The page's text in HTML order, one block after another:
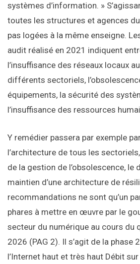
systèmes d’information. »
toutes les structures et agences
pas logées à la même enseigne.
audit réalisé en 2021 indiquent
l’insuffisance des réseaux locaux
différents sectoriels,
équipements, la sécurité des
l’insuffisance des ressources
Y remédier passera par exemple
l’architecture de tous les
de la gestion de l’obsolescence, le
maintien d’une architecture de
recommandations ne sont qu’un
phares à mettre en œuvre par le
secteur du numérique au cours du
2026 (PAG 2). Il s’agit de la phase
l’Internet haut et très haut Débit sur